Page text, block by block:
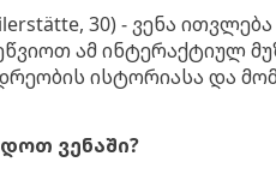
30) - ვენა
ამ ინტერაქტიულ
ისტორიასა და
ვენაში?